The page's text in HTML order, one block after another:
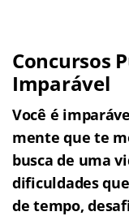
Concursos
Imparável
Você é
mente que te
busca de uma
dificuldades
de tempo,